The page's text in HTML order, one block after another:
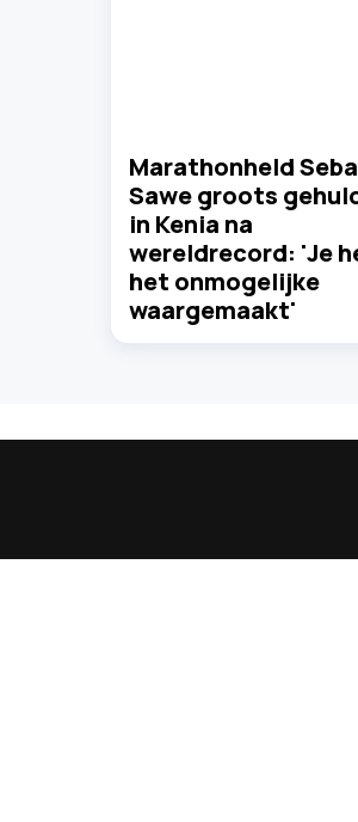
Marathonheld
Sawe groots
in Kenia na
wereldrecord: 'Je
het onmogelijke
waargemaakt'